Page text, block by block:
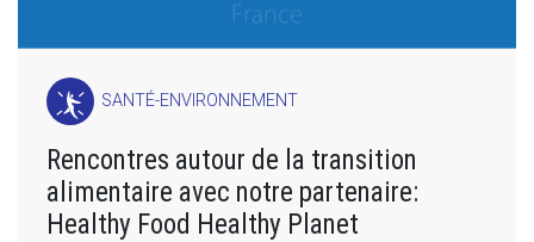
SANTÉ-ENVIRONNEMENT
Rencontres autour de la transition
alimentaire avec notre partenaire:
Healthy Food Healthy Planet